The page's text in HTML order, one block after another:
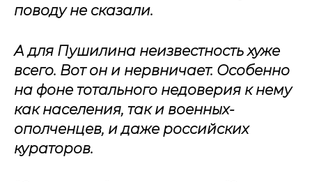
поводу не сказали.
А для Пушилина неизвестность хуже
всего. Вот он и нервничает. Особенно
на фоне тотального недоверия к нему
как населения, так и военных-
ополченцев, и даже российских
кураторов.